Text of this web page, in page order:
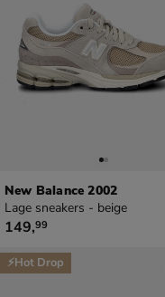
New Balance 2002
Lage sneakers - beige
€ 149,99
149,99
⚡Hot Drop